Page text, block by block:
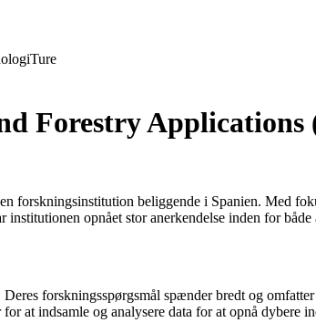
Ture
Forestry
forskningsinstitution beliggende i Spanien. Med
opnået stor anerkendelse inden for
forskningsspørgsmål spænder bredt og
at indsamle og analysere data for at opnå dybere